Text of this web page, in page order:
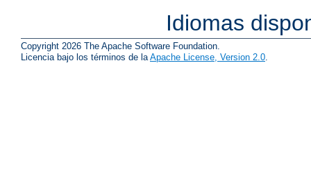
Idiomas
Copyright 2026 The Apache Software Foundation.
Licencia bajo los términos de laApache License, Version 2.0.